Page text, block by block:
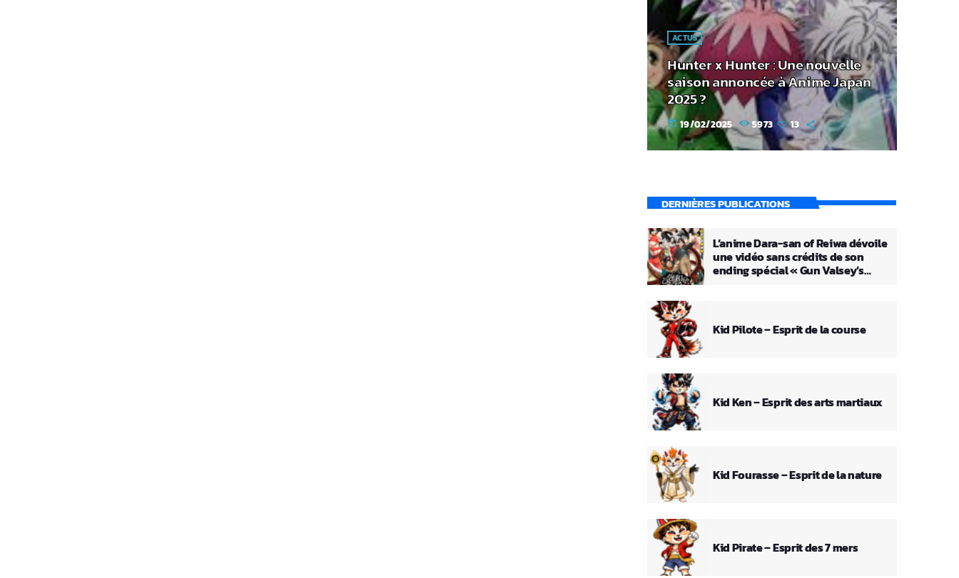
ACTUS
Hunter x Hunter : Une nouvelle
saison annoncée à Anime Japan
2025 ?
today 19/02/2025 5973 13
DERNIÈRES PUBLICATIONS
L’anime Dara-san of Reiwa dévoile
une vidéo sans crédits de son
ending spécial « Gun Valsey’s
Kid Pilote – Esprit de la course
Kid Ken – Esprit des arts martiaux
Kid Fourasse – Esprit de la nature
Kid Pirate – Esprit des 7 mers